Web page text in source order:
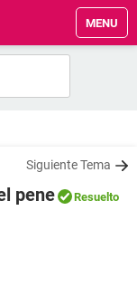
MENU
Siguiente Tema
pene Resuelto